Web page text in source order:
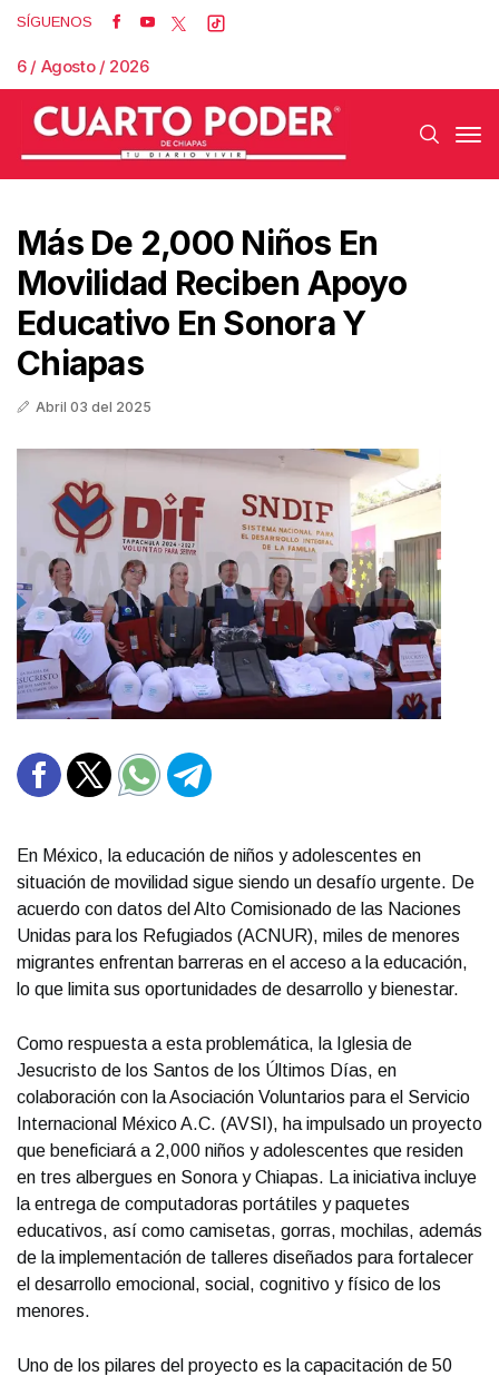
SÍGUENOS
6 / Agosto / 2026
Más De 2,000 Niños En
Movilidad Reciben Apoyo
Educativo En Sonora Y
Chiapas
Abril 03 del 2025
En México, la educación de niños y adolescentes en
situación de movilidad sigue siendo un desafío urgente. De
acuerdo con datos del Alto Comisionado de las Naciones
Unidas para los Refugiados (ACNUR), miles de menores
migrantes enfrentan barreras en el acceso a la educación,
lo que limita sus oportunidades de desarrollo y bienestar.
Como respuesta a esta problemática, la Iglesia de
Jesucristo de los Santos de los Últimos Días, en
colaboración con la Asociación Voluntarios para el Servicio
Internacional México A.C. (AVSI), ha impulsado un proyecto
que beneficiará a 2,000 niños y adolescentes que residen
en tres albergues en Sonora y Chiapas. La iniciativa incluye
la entrega de computadoras portátiles y paquetes
educativos, así como camisetas, gorras, mochilas, además
de la implementación de talleres diseñados para fortalecer
el desarrollo emocional, social, cognitivo y físico de los
menores.
Uno de los pilares del proyecto es la capacitación de 50